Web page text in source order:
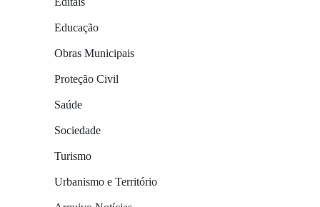
Educação
Obras Municipais
Proteção Civil
Saúde
Sociedade
Turismo
Urbanismo e Território